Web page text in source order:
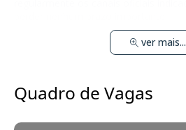
ver mais...
Quadro de Vagas